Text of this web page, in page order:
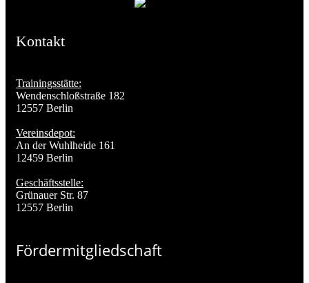
Kontakt
Trainingsstätte:
Wendenschloßstraße 182
12557 Berlin
Vereinsdepot:
An der Wuhlheide 161
12459 Berlin
Geschäftsstelle:
Grünauer Str. 87
12557 Berlin
Fördermitgliedschaft